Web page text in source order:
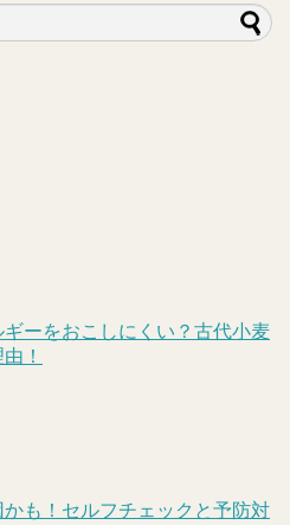
ーをおこしにくい？古代小麦
！
も！セルフチェックと予防対